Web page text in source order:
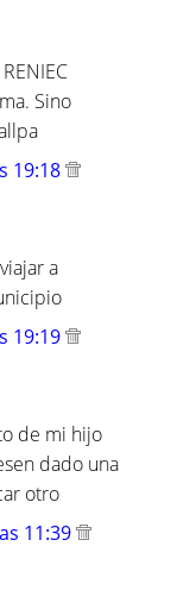
Sino
19:18
a
19:19
de mi hijo
dado una
otro
11:39